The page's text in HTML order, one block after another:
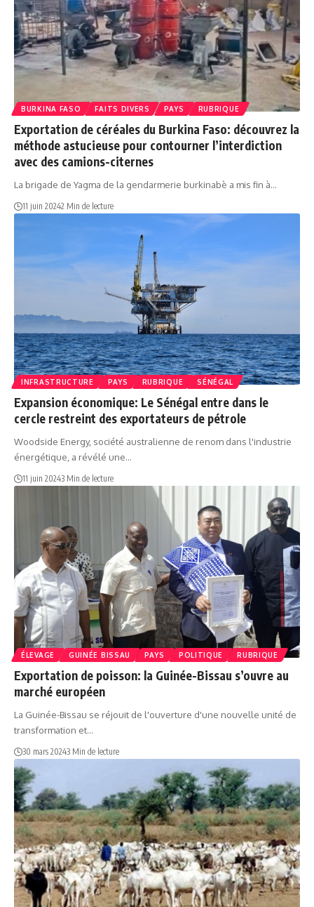
BURKINA FASO FAITS DIVERS PAYS RUBRIQUE
Exportation de céréales du Burkina Faso: découvrez la
méthode astucieuse pour contourner l’interdiction
avec des camions-citernes
La brigade de Yagma de la gendarmerie burkinabè a mis fin à…
11 juin 20242 Min de lecture
INFRASTRUCTURE PAYS RUBRIQUE SÉNÉGAL
Expansion économique: Le Sénégal entre dans le
cercle restreint des exportateurs de pétrole
Woodside Energy, société australienne de renom dans l'industrie
énergétique, a révélé une…
11 juin 20243 Min de lecture
ÉLEVAGE GUINÉE BISSAU PAYS POLITIQUE RUBRIQUE
Exportation de poisson: la Guinée-Bissau s’ouvre au
marché européen
La Guinée-Bissau se réjouit de l'ouverture d'une nouvelle unité de
transformation et…
30 mars 20243 Min de lecture